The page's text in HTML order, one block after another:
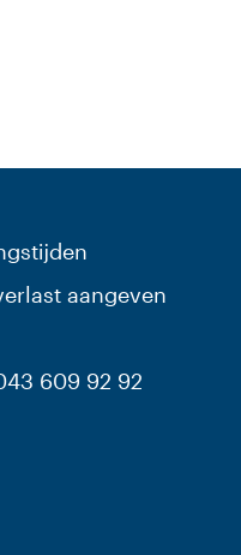
aangeven
609 92 92